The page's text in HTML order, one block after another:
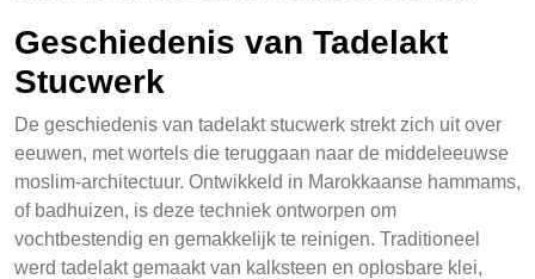
Geschiedenis van Tadelakt
Stucwerk
De geschiedenis van tadelakt stucwerk strekt zich uit over
eeuwen, met wortels die teruggaan naar de middeleeuwse
moslim-architectuur. Ontwikkeld in Marokkaanse hammams,
of badhuizen, is deze techniek ontworpen om
vochtbestendig en gemakkelijk te reinigen. Traditioneel
werd tadelakt gemaakt van kalksteen en oplosbare klei,